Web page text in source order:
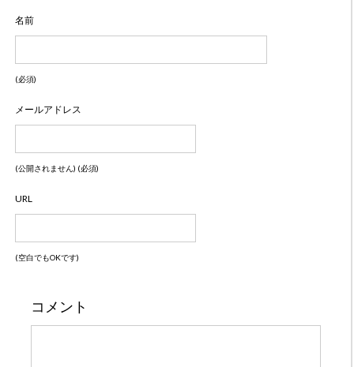
名前
(必須)
メールアドレス
(公開されません) (必須)
URL
(空白でもOKです)
コメント